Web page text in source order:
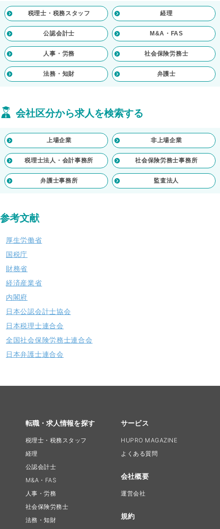
税理士・税務スタッフ 経理
公認会計士 M&A・FAS
人事・労務 社会保険労務士
法務・知財 弁護士
会社区分から求人を検索する
上場企業 非上場企業
税理士法人・会計事務所 社会保険労務士事務所
弁護士事務所 監査法人
参考文献
厚生労働省
国税庁
財務省
経済産業省
内閣府
日本公認会計士協会
日本税理士連合会
全国社会保険労務士連合会
日本弁護士連合会
転職・求人情報を探す
税理士・税務スタッフ
経理
公認会計士
M&A・FAS
人事・労務
社会保険労務士
法務・知財
サービス
HUPRO MAGAZINE
よくある質問
会社概要
運営会社
規約